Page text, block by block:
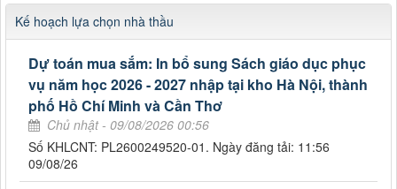
Kế hoạch lựa chọn nhà thầu
Dự toán mua sắm: In bổ sung Sách giáo dục phục
vụ năm học 2026 - 2027 nhập tại kho Hà Nội, thành
phố Hồ Chí Minh và Cần Thơ
Chủ nhật - 09/08/2026 00:56
Số KHLCNT: PL2600249520-01. Ngày đăng tải: 11:56
09/08/26